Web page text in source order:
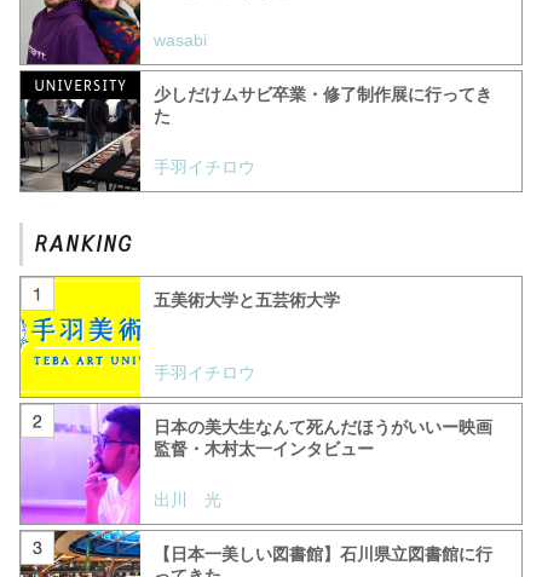
wasabi
少しだけムサビ卒業・修了制作展に行ってき
た
手羽イチロウ
五美術大学と五芸術大学
手羽イチロウ
日本の美大生なんて死んだほうがいいー映画
監督・木村太一インタビュー
出川 光
【日本一美しい図書館】石川県立図書館に行